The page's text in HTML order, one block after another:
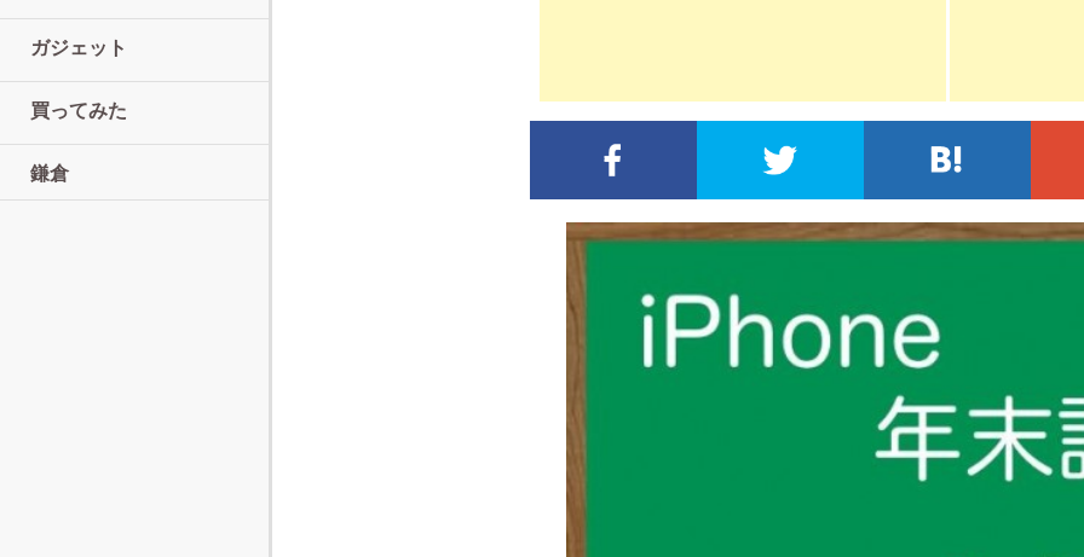
FACEBOOKでシェア TWITTERでシェア
ガジェット
買ってみた
鎌倉